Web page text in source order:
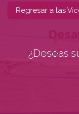
Regresar a las
¿Deseas